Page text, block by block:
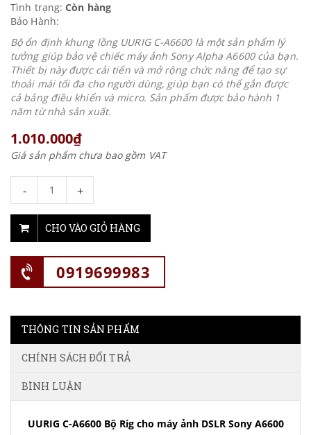
Tình trạng: Còn hàng
Bảo Hành:
Bộ ổn định khung lồng UURIG C-A6600 là một sản phẩm lý
tưởng giúp bảo vệ chiếc máy ảnh Sony Alpha A6600 của bạn.
Thiết bị này được cải tiến và mở rộng chức năng để tạo sự
thoải mái tối đa cho người dùng, giúp bạn có thể gắn được
cả bảng điều khiển và micro. Sản phẩm được bảo hành 1
năm từ nhà sản xuất.
1.010.000₫
Giá sản phẩm chưa bao gồm VAT
- +
CHO VÀO GIỎ HÀNG
0919699983
THÔNG TIN SẢN PHẨM
CHÍNH SÁCH ĐỔI TRẢ
BÌNH LUẬN
UURIG C-A6600 Bộ Rig cho máy ảnh DSLR Sony A6600